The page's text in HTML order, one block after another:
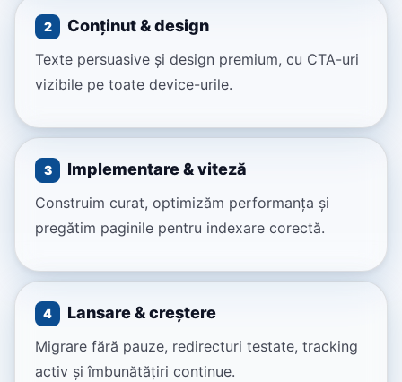
2 Conținut & design
Texte persuasive și design premium, cu CTA-uri
vizibile pe toate device-urile.
3 Implementare & viteză
Construim curat, optimizăm performanța și
pregătim paginile pentru indexare corectă.
4 Lansare & creștere
Migrare fără pauze, redirecturi testate, tracking
activ și îmbunătățiri continue.